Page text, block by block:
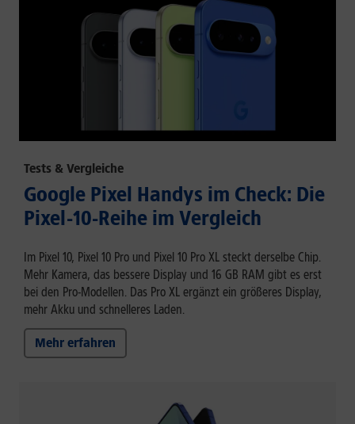
Tests & Vergleiche
Google Pixel Handys im Check: Die
Pixel-10-Reihe im Vergleich
Im Pixel 10, Pixel 10 Pro und Pixel 10 Pro XL steckt derselbe Chip.
Mehr Kamera, das bessere Display und 16 GB RAM gibt es erst
bei den Pro-Modellen. Das Pro XL ergänzt ein größeres Display,
mehr Akku und schnelleres Laden.
Mehr erfahren